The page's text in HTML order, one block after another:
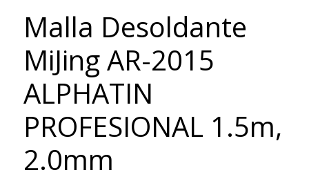
Malla Desoldante
MiJing AR-2015
ALPHATIN
PROFESIONAL 1.5m,
2.0mm